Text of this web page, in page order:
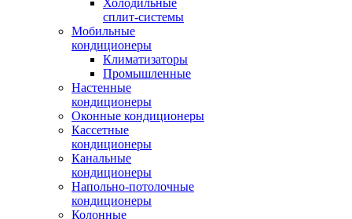
Холодильные
сплит-системы
Мобильные
кондиционеры
Климатизаторы
Промышленные
Настенные
кондиционеры
Оконные кондиционеры
Кассетные
кондиционеры
Канальные
кондиционеры
Напольно-потолочные
кондиционеры
Колонные